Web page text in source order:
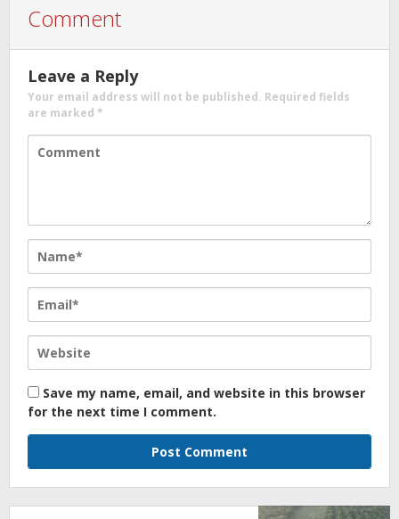
Comment
Leave a Reply
Your email address will not be published. Required fields
are marked *
Save my name, email, and website in this browser
for the next time I comment.